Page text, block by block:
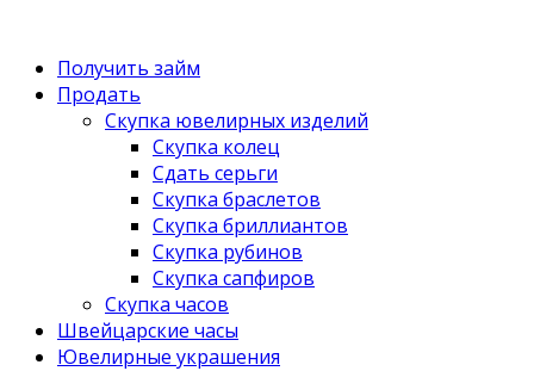
Получить займ
Продать
Скупка ювелирных изделий
Скупка колец
Сдать серьги
Скупка браслетов
Скупка бриллиантов
Скупка рубинов
Скупка сапфиров
Скупка часов
Швейцарские часы
Ювелирные украшения